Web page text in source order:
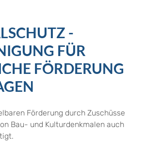
-
FÜR
FÖRDERUNG
Förderung durch Zuschüsse
Bau- und Kulturdenkmalen auch